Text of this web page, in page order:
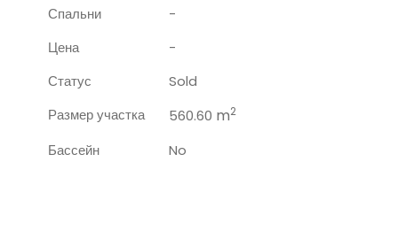
Спальни
-
Цена
-
Статус
Sold
Размер участка
560.60 m2
Бассейн No